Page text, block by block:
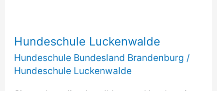
Hundeschule Luckenwalde
Hundeschule Bundesland Brandenburg /
Hundeschule Luckenwalde